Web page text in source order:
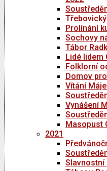
Prolínání
Sochovy
Tábor
Lidé lidem
Folklorní
Domov
Vítání
Vynášení
Masopust
2021
Slavnostní